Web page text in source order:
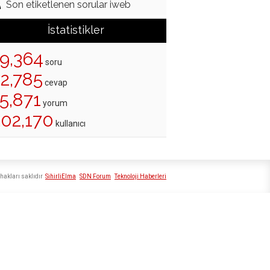
Son etiketlenen sorular iweb
İstatistikler
soru
cevap
yorum
kullanıcı
SihirliElma SDN Forum Teknoloji Haberleri
saklıdır